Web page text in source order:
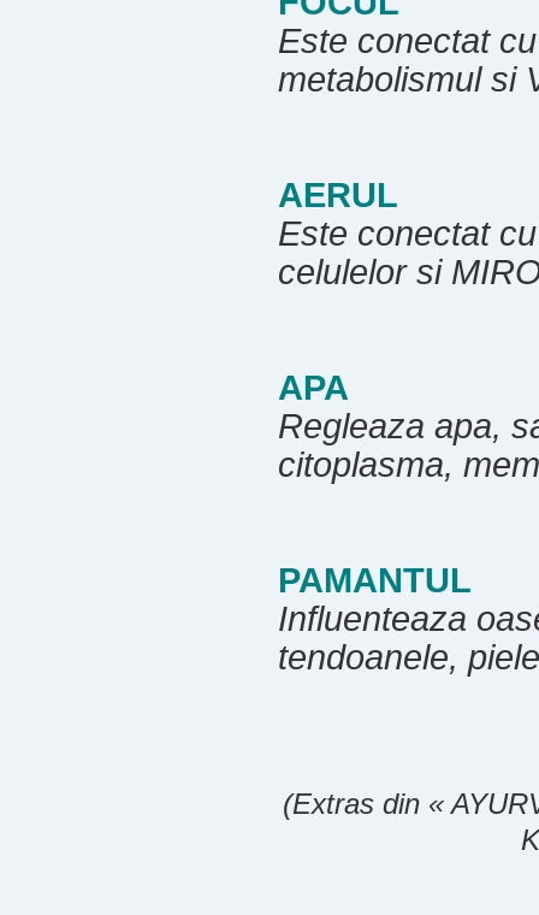
Este conectat
metabolismul si
AERUL
Este conectat
celulelor si
APA
Regleaza apa,
citoplasma,
PAMANTUL
Influenteaza
tendoanele,
(Extras din «